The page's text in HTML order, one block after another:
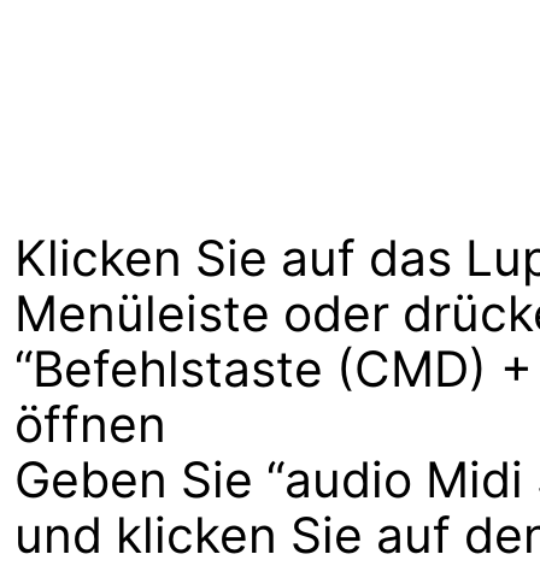
Klicken Sie auf das
Menüleiste oder
“Befehlstaste (CMD)
öffnen
Geben Sie “audio
und klicken Sie auf